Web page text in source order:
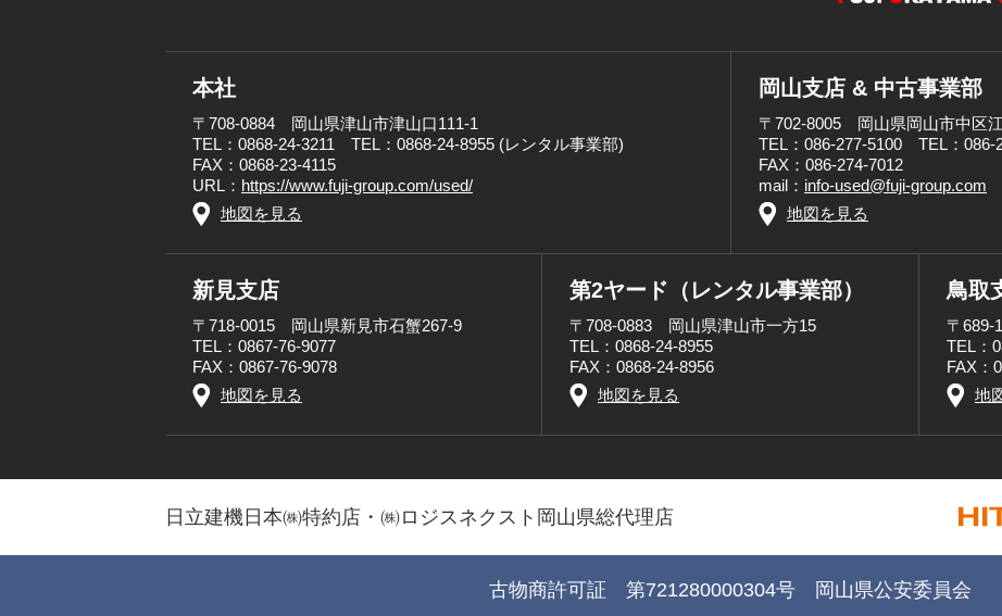
本社
〒708-0884 岡山県津山市津山口111-1
TEL：0868-24-3211 TEL：0868-24-8955 (レンタル事業部)
FAX：0868-23-4115
URL： https://www.fuji-group.com/used/
地図を見る
岡山支店 & 中古事業部
〒702-8005 岡山県岡山市中区
TEL：086-277-5100 TEL：086-
FAX：086-274-7012
mail： info-used@fuji-group.com
地図を見る
新見支店
〒718-0015 岡山県新見市石蟹267-9
TEL：0867-76-9077
FAX：0867-76-9078
地図を見る
第2ヤード（レンタル事業部）
〒708-0883 岡山県津山市一方15
TEL：0868-24-8955
FAX：0868-24-8956
地図を見る
鳥取
〒689-
TEL：
FAX：
地
日立建機日本㈱特約店・㈱ロジスネクスト岡山県総代理店
古物商許可証 第721280000304号 岡山県公安委員会